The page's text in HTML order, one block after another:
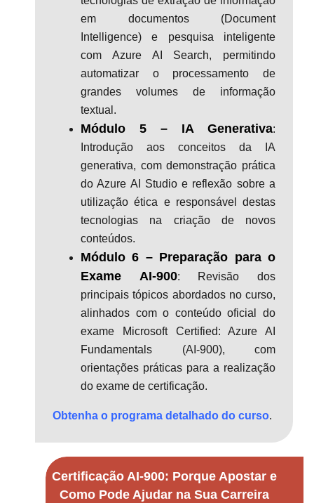
em documentos (Document
Intelligence) e pesquisa inteligente
com Azure AI Search, permitindo
automatizar o processamento de
grandes volumes de informação
textual.
Módulo 5 – IA Generativa:
Introdução aos conceitos da IA
generativa, com demonstração prática
do Azure AI Studio e reflexão sobre a
utilização ética e responsável destas
tecnologias na criação de novos
conteúdos.
Módulo 6 – Preparação para o
Exame AI-900: Revisão dos
principais tópicos abordados no curso,
alinhados com o conteúdo oficial do
exame Microsoft Certified: Azure AI
Fundamentals (AI-900), com
orientações práticas para a realização
do exame de certificação.
Obtenha o programa detalhado do curso.
Certificação AI-900: Porque Apostar e
Como Pode Ajudar na Sua Carreira